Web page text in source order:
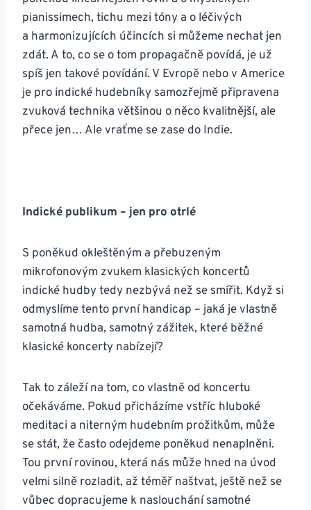
pianissimech, tichu mezi tóny a o léčivých
a harmonizujících účincích si můžeme nechat jen
zdát. A to, co se o tom propagačně povídá, je už
spíš jen takové povídání. V Evropě nebo v Americe
je pro indické hudebníky samozřejmě připravena
zvuková technika většinou o něco kvalitnější, ale
přece jen… Ale vraťme se zase do Indie.
Indické publikum – jen pro otrlé
S poněkud okleštěným a přebuzeným
mikrofonovým zvukem klasických koncertů
indické hudby tedy nezbývá než se smířit. Když si
odmyslíme tento první handicap – jaká je vlastně
samotná hudba, samotný zážitek, které běžné
klasické koncerty nabízejí?
Tak to záleží na tom, co vlastně od koncertu
očekáváme. Pokud přicházíme vstříc hluboké
meditaci a niterným hudebním prožitkům, může
se stát, že často odejdeme poněkud nenaplněni.
Tou první rovinou, která nás může hned na úvod
velmi silně rozladit, až téměř naštvat, ještě než se
vůbec dopracujeme k naslouchání samotné